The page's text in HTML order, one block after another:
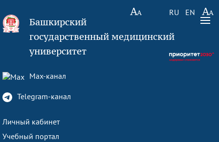
RU EN
Башкирский
государственный медицинский
университет
Max-канал
Telegram-канал
Личный кабинет
Учебный портал